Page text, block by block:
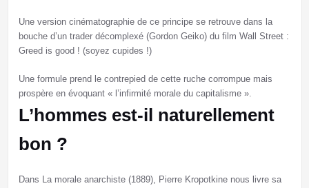
Une version cinématographie de ce principe se retrouve dans la
bouche d’un trader décomplexé (Gordon Geiko) du film Wall Street :
Greed is good ! (soyez cupides !)
Une formule prend le contrepied de cette ruche corrompue mais
prospère en évoquant « l’infirmité morale du capitalisme ».
L’hommes est-il naturellement
bon ?
Dans La morale anarchiste (1889), Pierre Kropotkine nous livre sa